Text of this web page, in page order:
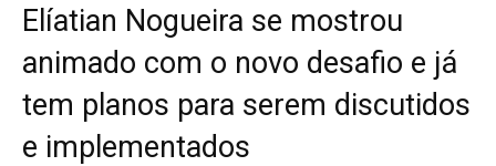
Elíatian Nogueira se mostrou
animado com o novo desafio e já
tem planos para serem discutidos
e implementados